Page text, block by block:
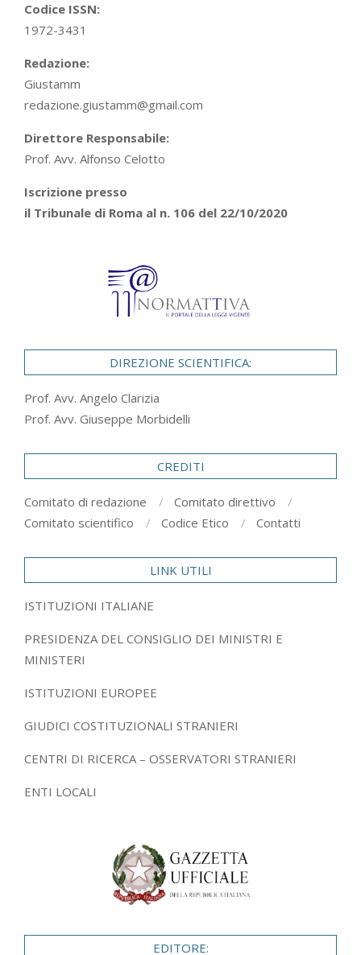
Codice ISSN:
1972-3431
Redazione:
Giustamm
redazione.giustamm@gmail.com
Direttore Responsabile:
Prof. Avv. Alfonso Celotto
Iscrizione presso
il Tribunale di Roma al n. 106 del 22/10/2020
DIREZIONE SCIENTIFICA:
Prof. Avv. Angelo Clarizia
Prof. Avv. Giuseppe Morbidelli
CREDITI
Comitato di redazione
Comitato direttivo
Comitato scientifico
Codice Etico Contatti
LINK UTILI
ISTITUZIONI ITALIANE
PRESIDENZA DEL CONSIGLIO DEI MINISTRI E
MINISTERI
ISTITUZIONI EUROPEE
GIUDICI COSTITUZIONALI STRANIERI
CENTRI DI RICERCA – OSSERVATORI STRANIERI
ENTI LOCALI
EDITORE: